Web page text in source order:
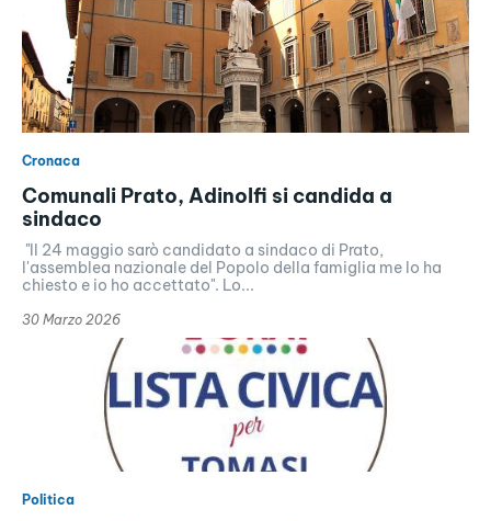
Cronaca
Comunali Prato, Adinolfi si candida a
sindaco
"Il 24 maggio sarò candidato a sindaco di Prato,
l'assemblea nazionale del Popolo della famiglia me lo ha
chiesto e io ho accettato". Lo...
30 Marzo 2026
Politica